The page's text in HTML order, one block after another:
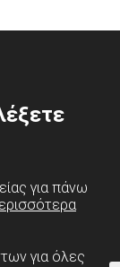
για πάνω
για όλες